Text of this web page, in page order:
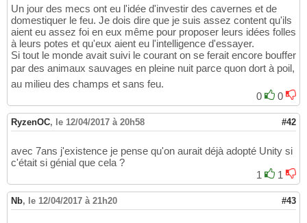
Un jour des mecs ont eu l'idée d'investir des cavernes et de
domestiquer le feu. Je dois dire que je suis assez content qu'ils
aient eu assez foi en eux même pour proposer leurs idées folles
à leurs potes et qu'eux aient eu l'intelligence d'essayer.
Si tout le monde avait suivi le courant on se ferait encore bouffer
par des animaux sauvages en pleine nuit parce quon dort à poil,
au milieu des champs et sans feu.
0
0
RyzenOC, le 12/04/2017 à 20h58 #42
avec 7ans j'existence je pense qu'on aurait déjà adopté Unity si
c'était si génial que cela ?
1
1
Nb, le 12/04/2017 à 21h20 #43